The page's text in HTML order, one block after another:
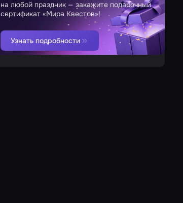
на любой праздник — закажите подарочный
сертификат «Мира Квестов»!
Узнать подробности